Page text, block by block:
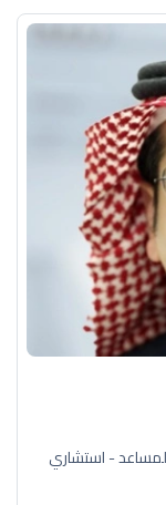
- استشاري